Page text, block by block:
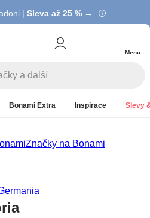
| Sleva až 25 % →
až 40 % →
Menu
Bonami Extra Inspirace Slevy
Značky na Bonami